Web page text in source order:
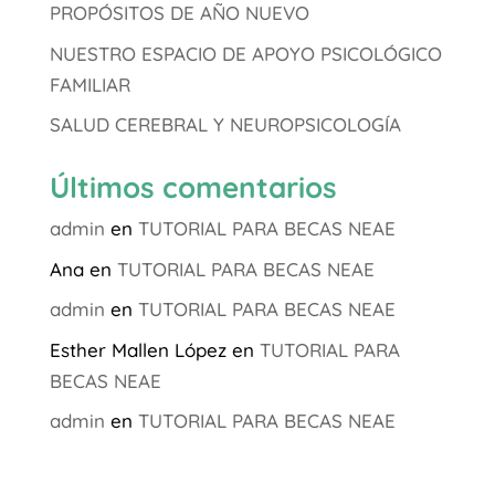
PROPÓSITOS DE AÑO NUEVO
NUESTRO ESPACIO DE APOYO PSICOLÓGICO
FAMILIAR
SALUD CEREBRAL Y NEUROPSICOLOGÍA
Últimos comentarios
admin en TUTORIAL PARA BECAS NEAE
Anaen TUTORIAL PARA BECAS NEAE
admin en TUTORIAL PARA BECAS NEAE
Esther Mallen Lópezen TUTORIAL PARA
BECAS NEAE
admin en TUTORIAL PARA BECAS NEAE